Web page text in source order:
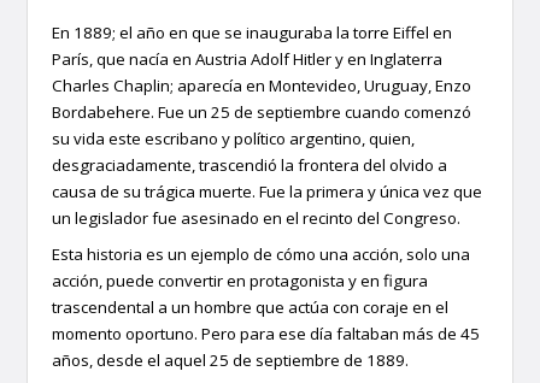
En 1889; el año en que se inauguraba la torre Eiffel en
París, que nacía en Austria Adolf Hitler y en Inglaterra
Charles Chaplin; aparecía en Montevideo, Uruguay, Enzo
Bordabehere. Fue un 25 de septiembre cuando comenzó
su vida este escribano y político argentino, quien,
desgraciadamente, trascendió la frontera del olvido a
causa de su trágica muerte. Fue la primera y única vez que
un legislador fue asesinado en el recinto del Congreso.
Esta historia es un ejemplo de cómo una acción, solo una
acción, puede convertir en protagonista y en figura
trascendental a un hombre que actúa con coraje en el
momento oportuno. Pero para ese día faltaban más de 45
años, desde el aquel 25 de septiembre de 1889.